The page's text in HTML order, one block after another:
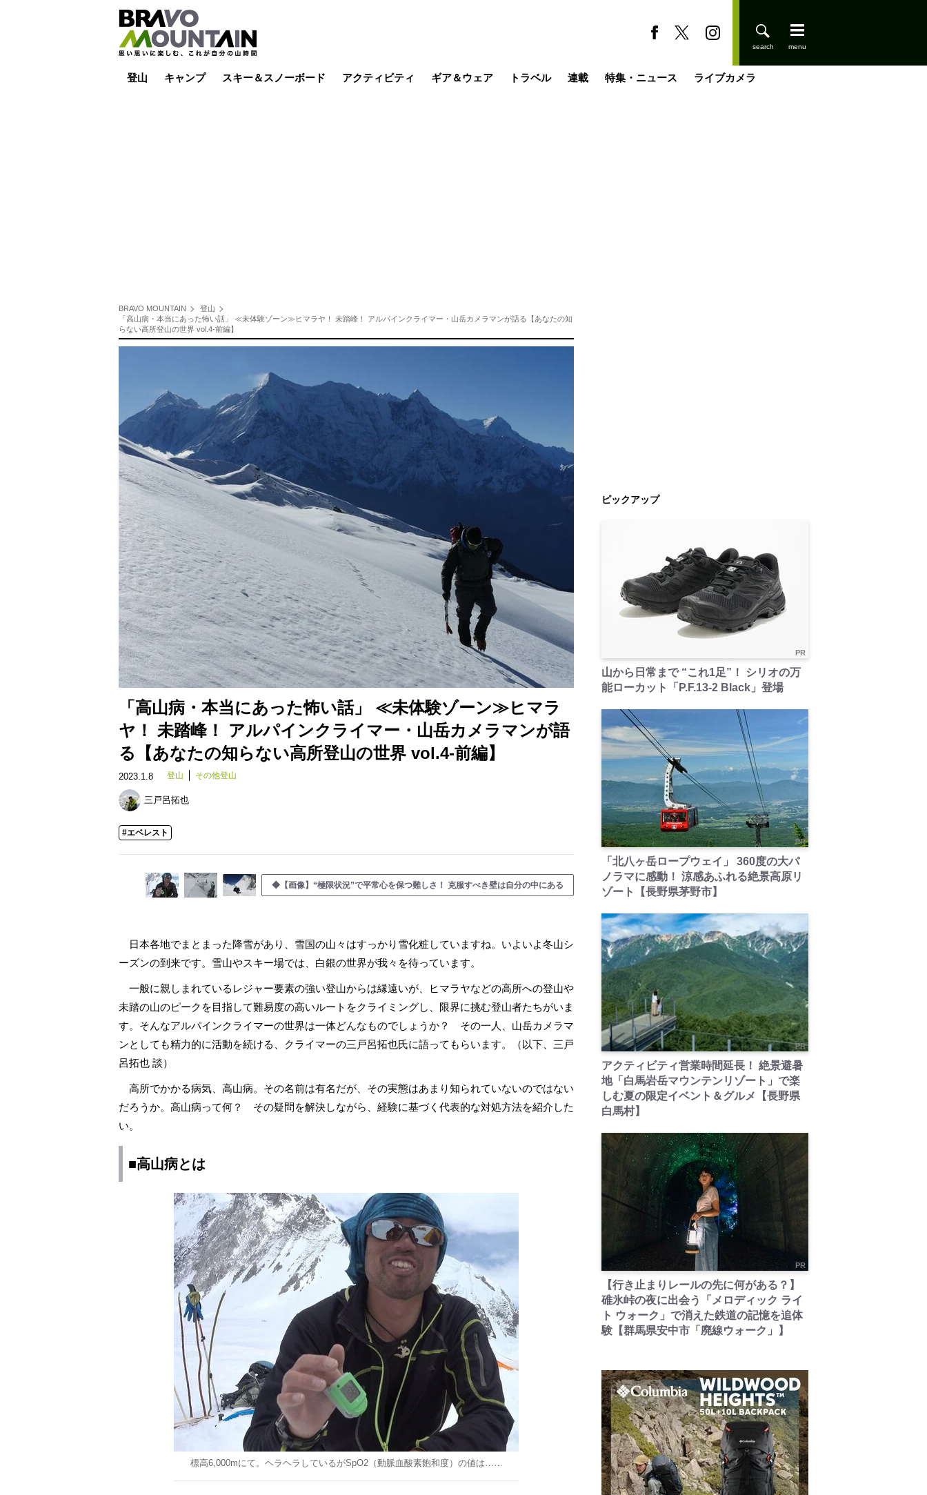
登山 キャンプ スキー＆スノーボード アクティビティ ギア＆ウェア トラベル 連載 特集・ニュース ライブカメラ
BRAVO MOUNTAIN
登山
「高山病・本当にあった怖い話」 ≪未体験ゾーン≫ヒマラヤ！ 未踏峰！ アルパインクライマー・山岳カメラマンが語る【あなたの知
らない高所登山の世界 vol.4-前編】
「高山病・本当にあった怖い話」 ≪未体験ゾーン≫ヒマラ
ヤ！ 未踏峰！ アルパインクライマー・山岳カメラマンが語
る【あなたの知らない高所登山の世界 vol.4-前編】
2023.1.8 登山 その他登山
三戸呂拓也
#エベレスト
◆【画像】“極限状況”で平常心を保つ難しさ！ 克服すべき壁は自分の中にある
日本各地でまとまった降雪があり、雪国の山々はすっかり雪化粧していますね。いよいよ冬山シ
ーズンの到来です。雪山やスキー場では、白銀の世界が我々を待っています。
一般に親しまれているレジャー要素の強い登山からは縁遠いが、ヒマラヤなどの高所への登山や
未踏の山のピークを目指して難易度の高いルートをクライミングし、限界に挑む登山者たちがいま
す。そんなアルパインクライマーの世界は一体どんなものでしょうか？ その一人、山岳カメラマ
ンとしても精力的に活動を続ける、クライマーの三戸呂拓也氏に語ってもらいます。（以下、三戸
呂拓也 談）
高所でかかる病気、高山病。その名前は有名だが、その実態はあまり知られていないのではない
だろうか。高山病って何？ その疑問を解決しながら、経験に基づく代表的な対処方法を紹介した
い。
■高山病とは
標高6,000mにて。ヘラヘラしているがSpO2（動脈血酸素飽和度）の値は……
ピックアップ
PR
山から日常まで “これ1足”！ シリオの万
能ローカット「P.F.13-2 Black」登場
PR
「北八ヶ岳ロープウェイ」 360度の大パ
ノラマに感動！ 涼感あふれる絶景高原リ
ゾート【長野県茅野市】
PR
アクティビティ営業時間延長！ 絶景避暑
地「白馬岩岳マウンテンリゾート」で楽
しむ夏の限定イベント＆グルメ【長野県
白馬村】
PR
【行き止まりレールの先に何がある？】
碓氷峠の夜に出会う「メロディック ライ
ト ウォーク」で消えた鉄道の記憶を追体
験【群馬県安中市「廃線ウォーク」】